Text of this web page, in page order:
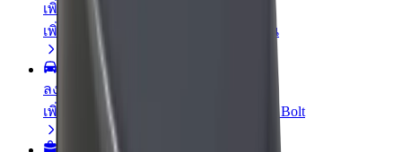
เพิ่มร้านอาหารหรือร้านค้า
เพิ่มรายได้ด้วยการเข้าถึงลูกค้ามากขึ้น
ลงทะเบียนเป็นเจ้าของฟลีท
เพิ่มรายได้ด้วยการเพิ่มฟลีทของคุณใน Bolt